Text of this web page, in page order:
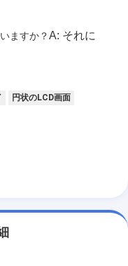
ますか？A: それに
円状のLCD画面